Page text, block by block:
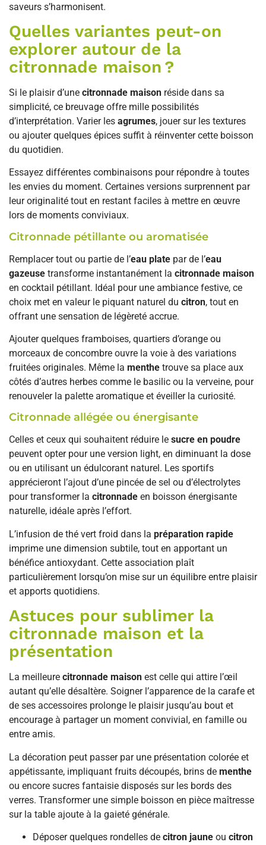
saveurs s’harmonisent.
Quelles variantes peut-on
explorer autour de la
citronnade maison ?
Si le plaisir d’une citronnade maison réside dans sa
simplicité, ce breuvage offre mille possibilités
d’interprétation. Varier les agrumes, jouer sur les textures
ou ajouter quelques épices suffit à réinventer cette boisson
du quotidien.
Essayez différentes combinaisons pour répondre à toutes
les envies du moment. Certaines versions surprennent par
leur originalité tout en restant faciles à mettre en œuvre
lors de moments conviviaux.
Citronnade pétillante ou aromatisée
Remplacer tout ou partie de l’eau plate par de l’eau
gazeuse transforme instantanément la citronnade maison
en cocktail pétillant. Idéal pour une ambiance festive, ce
choix met en valeur le piquant naturel du citron, tout en
offrant une sensation de légèreté accrue.
Ajouter quelques framboises, quartiers d’orange ou
morceaux de concombre ouvre la voie à des variations
fruitées originales. Même la menthe trouve sa place aux
côtés d’autres herbes comme le basilic ou la verveine, pour
renouveler la palette aromatique et éveiller la curiosité.
Citronnade allégée ou énergisante
Celles et ceux qui souhaitent réduire le sucre en poudre
peuvent opter pour une version light, en diminuant la dose
ou en utilisant un édulcorant naturel. Les sportifs
apprécieront l’ajout d’une pincée de sel ou d’électrolytes
pour transformer la citronnade en boisson énergisante
naturelle, idéale après l’effort.
L’infusion de thé vert froid dans la préparation rapide
imprime une dimension subtile, tout en apportant un
bénéfice antioxydant. Cette association plaît
particulièrement lorsqu’on mise sur un équilibre entre plaisir
et apports quotidiens.
Astuces pour sublimer la
citronnade maison et la
présentation
La meilleure citronnade maison est celle qui attire l’œil
autant qu’elle désaltère. Soigner l’apparence de la carafe et
de ses accessoires prolonge le plaisir jusqu’au bout et
encourage à partager un moment convivial, en famille ou
entre amis.
La décoration peut passer par une présentation colorée et
appétissante, impliquant fruits découpés, brins de menthe
ou encore sucres fantaisie disposés sur les bords des
verres. Transformer une simple boisson en pièce maîtresse
sur la table ajoute à la gaieté générale.
Déposer quelques rondelles de citron jaune ou citron